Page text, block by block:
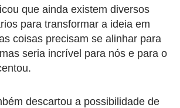
que ainda existem diversos
para transformar a ideia em
coisas precisam se alinhar para
seria incrível para nós e para o
descartou a possibilidade de